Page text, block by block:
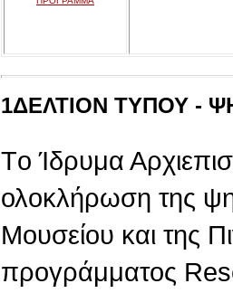
1ΔΕΛΤΙΟΝ ΤΥΠΟΥ -
Tο Ίδρυμα
ολοκλήρωση της
Μουσείου και της
προγράμματος